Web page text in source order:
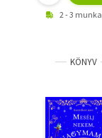
2 - 3
KÖNYV